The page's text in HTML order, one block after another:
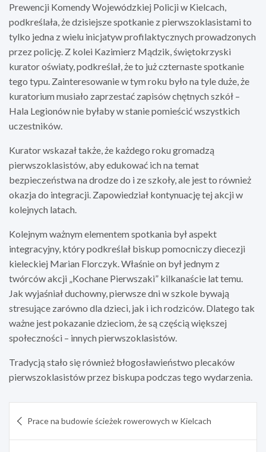
Prewencji Komendy Wojewódzkiej Policji w Kielcach,
podkreślała, że dzisiejsze spotkanie z pierwszoklasistami to
tylko jedna z wielu inicjatyw profilaktycznych prowadzonych
przez policję. Z kolei Kazimierz Mądzik, świętokrzyski
kurator oświaty, podkreślał, że to już czternaste spotkanie
tego typu. Zainteresowanie w tym roku było na tyle duże, że
kuratorium musiało zaprzestać zapisów chętnych szkół –
Hala Legionów nie byłaby w stanie pomieścić wszystkich
uczestników.
Kurator wskazał także, że każdego roku gromadzą
pierwszoklasistów, aby edukować ich na temat
bezpieczeństwa na drodze do i ze szkoły, ale jest to również
okazja do integracji. Zapowiedział kontynuację tej akcji w
kolejnych latach.
Kolejnym ważnym elementem spotkania był aspekt
integracyjny, który podkreślał biskup pomocniczy diecezji
kieleckiej Marian Florczyk. Właśnie on był jednym z
twórców akcji „Kochane Pierwszaki” kilkanaście lat temu.
Jak wyjaśniał duchowny, pierwsze dni w szkole bywają
stresujące zarówno dla dzieci, jak i ich rodziców. Dlatego tak
ważne jest pokazanie dzieciom, że są częścią większej
społeczności – innych pierwszoklasistów.
Tradycją stało się również błogosławieństwo plecaków
pierwszoklasistów przez biskupa podczas tego wydarzenia.
wpisu
Prace na budowie ścieżek rowerowych w Kielcach